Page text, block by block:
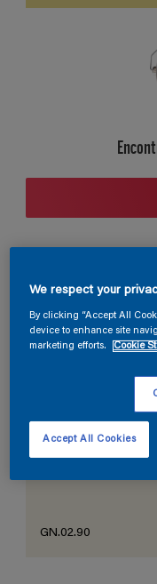
GN.02.90
We respect your
By clicking “Accept All
device to enhance site
marketing efforts.
Cookie
Accept All Cookies